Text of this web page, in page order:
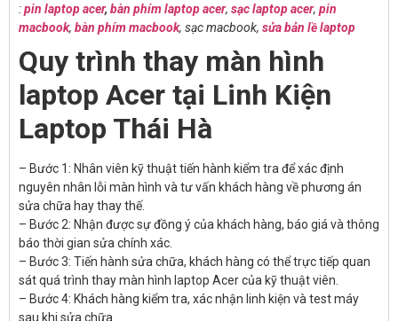
:pin laptop acer, bàn phím laptop acer, sạc laptop acer, pin
macbook, bàn phím macbook, sạc macbook, sửa bản lề laptop
Quy trình thay màn hình
laptop Acer tại Linh Kiện
Laptop Thái Hà
– Bước 1: Nhân viên kỹ thuật tiến hành kiểm tra để xác định
nguyên nhân lỗi màn hình và tư vấn khách hàng về phương án
sửa chữa hay thay thế.
– Bước 2: Nhận được sự đồng ý của khách hàng, báo giá và thông
báo thời gian sửa chính xác.
– Bước 3: Tiến hành sửa chữa, khách hàng có thể trực tiếp quan
sát quá trình thay màn hình laptop Acer của kỹ thuật viên.
– Bước 4: Khách hàng kiểm tra, xác nhận linh kiện và test máy
sau khi sửa chữa.